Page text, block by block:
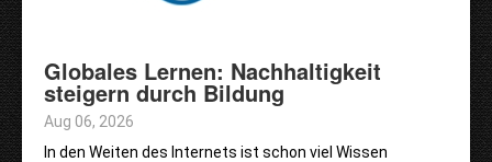
Globales Lernen: Nachhaltigkeit
steigern durch Bildung
Aug 06, 2026
In den Weiten des Internets ist schon viel Wissen